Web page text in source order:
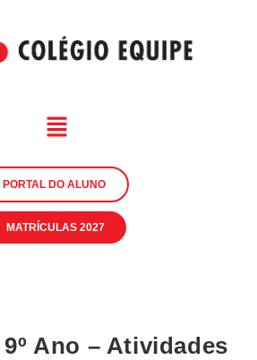
PORTAL DO ALUNO
MATRÍCULAS 2027
9º Ano – Atividades